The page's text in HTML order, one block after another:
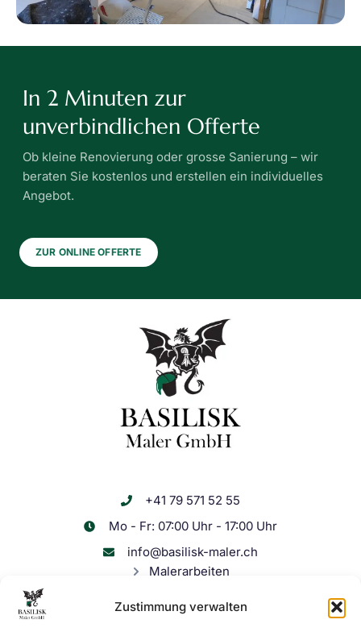
Zustimmung verwalten
In 2 Minuten zur
unverbindlichen Offerte
Ob kleine Renovierung oder grosse Sanierung – wir
beraten Sie kostenlos und erstellen ein individuelles
Angebot.
ZUR ONLINE OFFERTE
+41 79 571 52 55
Mo - Fr: 07:00 Uhr - 17:00 Uhr
info@basilisk-maler.ch
Malerarbeiten
Schimmel entfernen